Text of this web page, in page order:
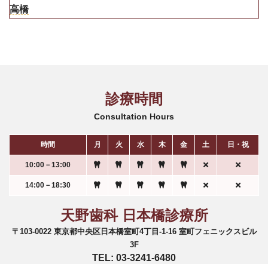
高橋
診療時間
Consultation Hours
時間 月 火 水 木 金 土 日・祝
10:00－13:00
14:00－18:30
天野歯科 日本橋診療所
〒103-0022 東京都中央区日本橋室町4丁目-1-16 室町フェニックスビル
3F
TEL: 03-3241-6480